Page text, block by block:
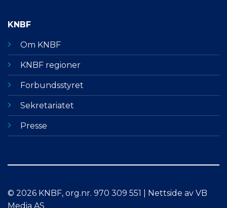
KNBF
Om KNBF
KNBF regioner
Forbundsstyret
Sekretariatet
Presse
© 2026 KNBF, org.nr. 970 309 551 | Nettside av VB
Media AS